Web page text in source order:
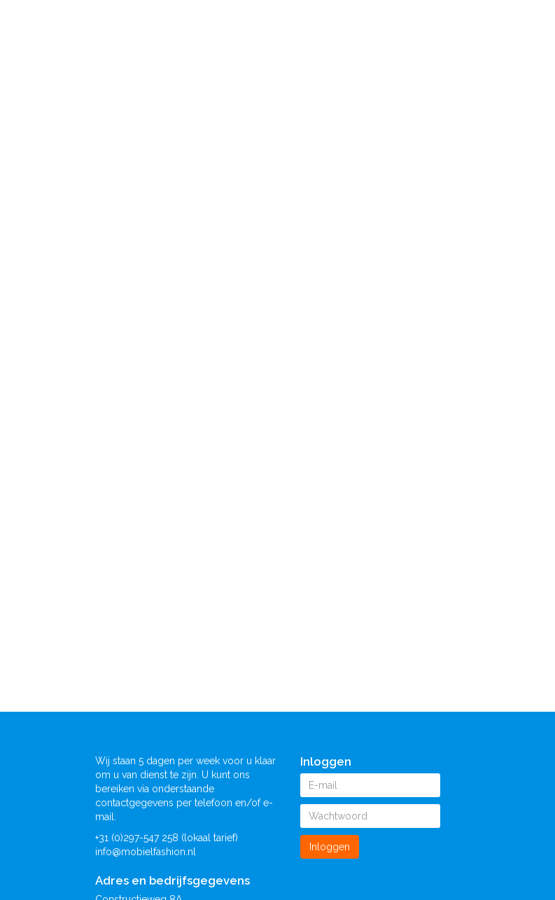
Wij staan 5 dagen per week voor u klaar
om u van dienst te zijn. U kunt ons
bereiken via onderstaande
contactgegevens per telefoon en/of e-
mail.
+31 (0)297-547 258 (lokaal tarief)
info@mobielfashion.nl
Adres en bedrijfsgegevens
Inloggen
Inloggen